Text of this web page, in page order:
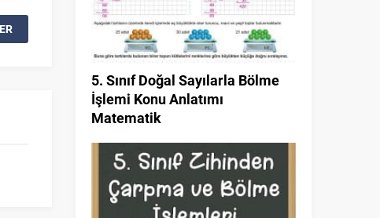
5. Sınıf Doğal Sayılarla Bölme
İşlemi Konu Anlatımı
Matematik